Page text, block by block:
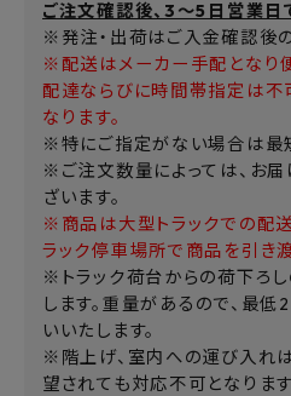
ご注文確認後、3～5日営業日
※発注・出荷はご入金確認後の
※配送はメーカー手配となり
配達ならびに時間帯指定は不
なります。
※特にご指定がない場合は最
※ご注文数量によっては、お
ざいます。
※商品は大型トラックでの配送
ラック停車場所で商品を引き渡
※トラック荷台からの荷下ろ
します。重量があるので、最
いいたします。
※階上げ、室内への運び入れ
望されても対応不可となります